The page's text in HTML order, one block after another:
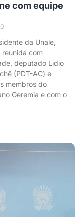
com equipe
da Unale,
reunida com
deputado Lidio
(PDT-AC) e
membros do
Geremia e com o